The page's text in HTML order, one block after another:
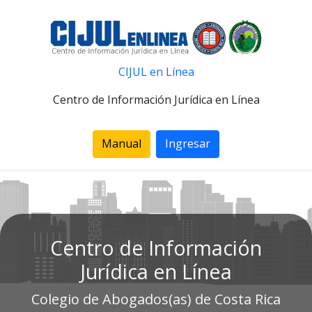
CIJUL en Línea
Centro de Información Jurídica en Línea
Manual Ingresar
Centro de Información
Jurídica en Línea
Colegio de Abogados(as) de Costa Rica